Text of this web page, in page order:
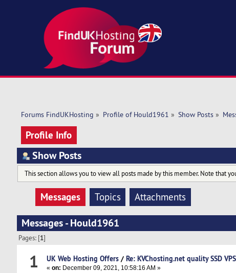
Forums FindUKHosting » Profile of Hould1961 » Show Posts»
Profile Info
Show Posts
This section allows you to view all posts made by this member. Note that
Messages Topics Attachments
Messages - Hould1961
Pages: [1]
1 UK Web Hosting Offers/ Re: KVChosting.net quality SSD
« on: December 09, 2021, 10:58:16 AM »